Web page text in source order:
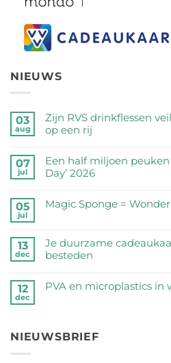
NIEUWS
03
aug
Zijn RVS drinkflessen
op een rij
reacties
op
drinkflessen
zetten
de
op
07
jul
Een half miljoen
Day’ 2026
reacties
half
miljoen
op
2026
05
jul
Magic Sponge =
op
Magic
=
13
dec
Je duurzame
besteden
reacties
cadeaukaart
12
dec
PVA en microplastics in
PVA
NIEUWSBRIEF